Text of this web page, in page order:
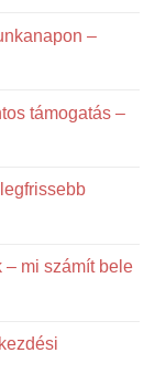
–
támogatás –
– mi számít bele